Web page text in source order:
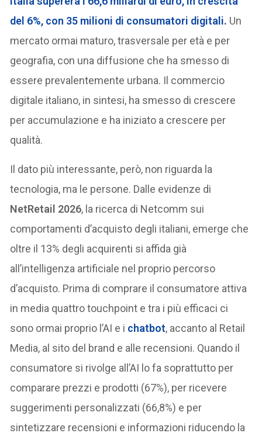
del 6%, con 35 milioni di consumatori digitali. Un
mercato ormai maturo, trasversale per età e per
geografia, con una diffusione che ha smesso di
essere prevalentemente urbana. Il commercio
digitale italiano, in sintesi, ha smesso di crescere
per accumulazione e ha iniziato a crescere per
qualità.
Il dato più interessante, però, non riguarda la
tecnologia, ma le persone. Dalle evidenze di
NetRetail 2026, la ricerca di Netcomm sui
comportamenti d’acquisto degli italiani, emerge che
oltre il 13% degli acquirenti si affida già
all’intelligenza artificiale nel proprio percorso
d’acquisto. Prima di comprare il consumatore attiva
in media quattro touchpoint e tra i più efficaci ci
sono ormai proprio l’AI e i chatbot, accanto al Retail
Media, al sito del brand e alle recensioni. Quando il
consumatore si rivolge all’AI lo fa soprattutto per
comparare prezzi e prodotti (67%), per ricevere
suggerimenti personalizzati (66,8%) e per
sintetizzare recensioni e informazioni riducendo la